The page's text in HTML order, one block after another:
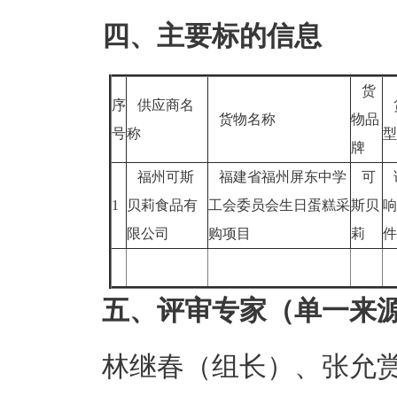
四、主要标的信息
序
号
供应商名
称
货物名称
货
物品
牌
1
福州可斯
贝莉食品有
限公司
福建省福州屏东中学
工会委员会生日蛋糕采
购项目
可
斯贝
莉
五、评审专家（单一来
林继春（组长）、张允